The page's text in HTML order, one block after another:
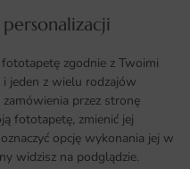
zgodnie z Twoimi
jeden z wielu rodzajów
zamówienia przez stronę
fototapetę, zmienić jej
opcję wykonania jej w
widzisz na podglądzie.